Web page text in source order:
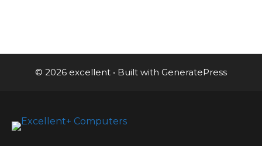
© 2026 excellent • Built with GeneratePress